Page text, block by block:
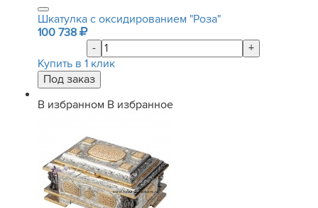
Шкатулка с оксидированием "Роза"
100 738
-
+
Купить в 1 клик
В избранном В избранное